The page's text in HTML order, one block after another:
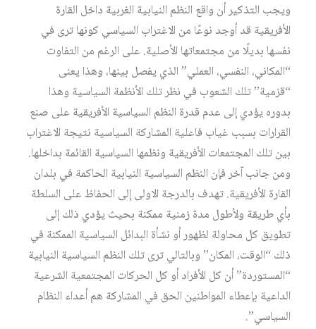
ويجب التذكير أن واقع النظم النيابية الغربية داخل القارة
الأفريقية قد أوجد نوعًا من الاغتراب السياسي كونها ترى في
نفسها بديلًا من مجتمعاتها الأصلية. على الرغم من التفاوت
“المكاني، النفسي، العملي” الذي يفصل بينها، وهذا يعنى
“قزمية” تلك الشعوب في نظر تلك الأنظمة السياسية وهذا
بدوره يؤدي إلى عدم قدرة النظم السياسية الأفريقية على صنع
القرارات بسبب غياب فاعلية المشاركة السياسية نتيجة الاغتراب
بين تلك المجتمعات الأفريقية ونظمها السياسية القائمة بداخلها.
ومن جانب آخر فإن النظم السياسية النيابية الحاكمة في بلدان
القارة الأفريقية. تهدف بالدرجة الاولى إلى الحفاظ على السلطة
بأي طريقة ولأطول مدة زمنية ممكنة بحيث يؤدي ذلك إلى
تطويق كل محاولة لظهور أو نشأة البدائل السياسية الممكنة في
ذلك “الوقت، المكان” وبالتالي ترى تلك النظم السياسية النيابية
“المستوردة” أن كل الأفراد أو كل الحركات المجتمعية الشرعية
الداعية بإعطاء المواطنين الحق في المشاركة هم أعداء النظام
السياسي”.